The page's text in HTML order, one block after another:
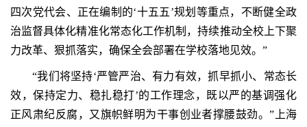
四次党代会、正在编制的‘十五五’规划等重点，不断健全政
治监督具体化精准化常态化工作机制，持续推动全校上下聚
力改革、狠抓落实，确保全会部署在学校落地见效。”
“我们将坚持‘严管严治、有力有效，抓早抓小、常态长
效，保持定力、稳扎稳打’的工作理念，既以严的基调强化
正风肃纪反腐，又旗帜鲜明为干事创业者撑腰鼓劲。”上海